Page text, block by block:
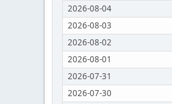
2026-08-04
2026-08-03
2026-08-02
2026-08-01
2026-07-31
2026-07-30